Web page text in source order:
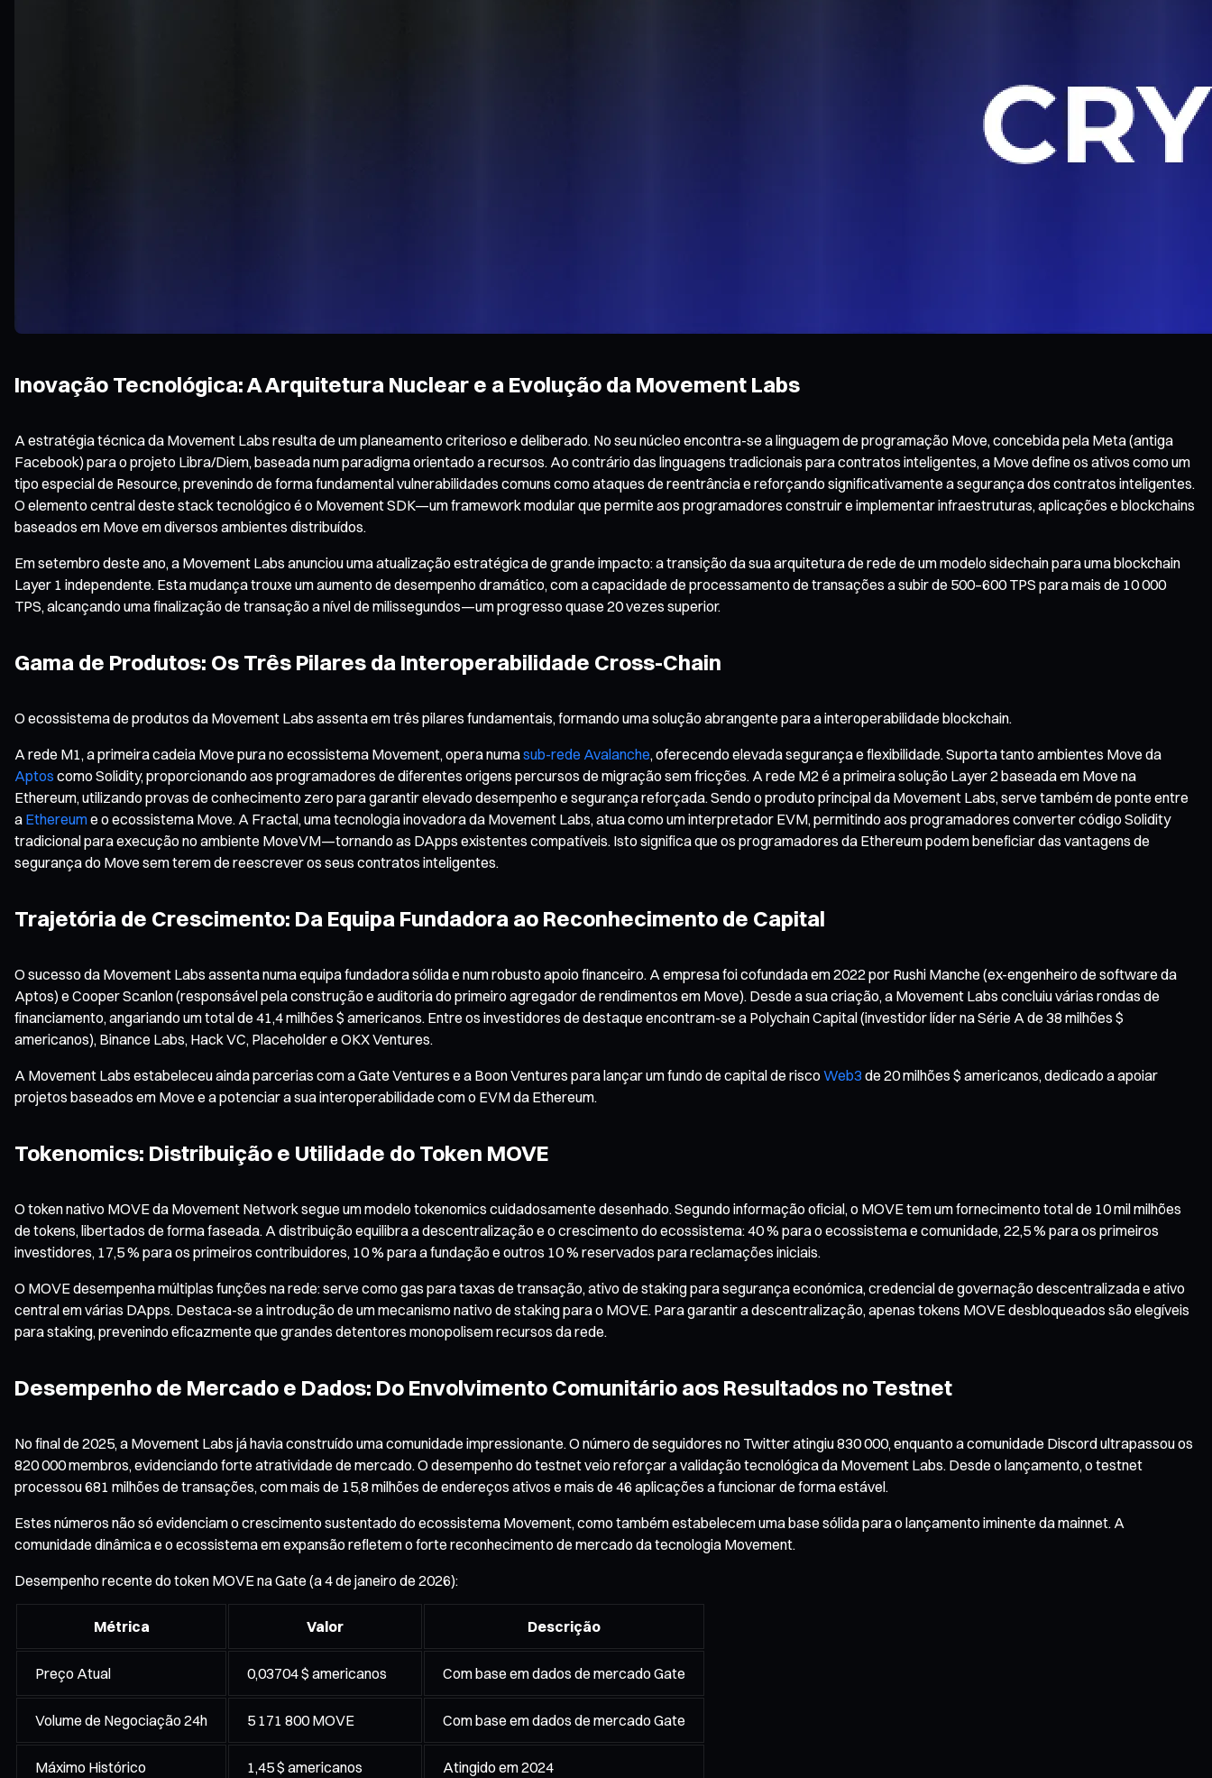
Inovação Tecnológica: A Arquitetura Nuclear e a Evolução da Movement Labs
A estratégia técnica da Movement Labs resulta de um planeamento criterioso e deliberado. No seu núcleo encontra-se a linguagem de programação Move, concebida pela Meta (antiga
Facebook) para o projeto Libra/Diem, baseada num paradigma orientado a recursos. Ao contrário das linguagens tradicionais para contratos inteligentes, a Move define os ativos como um
tipo especial de Resource, prevenindo de forma fundamental vulnerabilidades comuns como ataques de reentrância e reforçando significativamente a segurança dos contratos inteligentes.
O elemento central deste stack tecnológico é o Movement SDK—um framework modular que permite aos programadores construir e implementar infraestruturas, aplicações e blockchains
baseados em Move em diversos ambientes distribuídos.
Em setembro deste ano, a Movement Labs anunciou uma atualização estratégica de grande impacto: a transição da sua arquitetura de rede de um modelo sidechain para uma blockchain
Layer 1 independente. Esta mudança trouxe um aumento de desempenho dramático, com a capacidade de processamento de transações a subir de 500–600 TPS para mais de 10 000
TPS, alcançando uma finalização de transação a nível de milissegundos—um progresso quase 20 vezes superior.
Gama de Produtos: Os Três Pilares da Interoperabilidade Cross-Chain
O ecossistema de produtos da Movement Labs assenta em três pilares fundamentais, formando uma solução abrangente para a interoperabilidade blockchain.
A rede M1, a primeira cadeia Move pura no ecossistema Movement, opera numasub-rede Avalanche, oferecendo elevada segurança e flexibilidade. Suporta tanto ambientes Move da
Aptos como Solidity, proporcionando aos programadores de diferentes origens percursos de migração sem fricções. A rede M2 é a primeira solução Layer 2 baseada em Move na
Ethereum, utilizando provas de conhecimento zero para garantir elevado desempenho e segurança reforçada. Sendo o produto principal da Movement Labs, serve também de ponte entre
a Ethereume o ecossistema Move. A Fractal, uma tecnologia inovadora da Movement Labs, atua como um interpretador EVM, permitindo aos programadores converter código Solidity
tradicional para execução no ambiente MoveVM—tornando as DApps existentes compatíveis. Isto significa que os programadores da Ethereum podem beneficiar das vantagens de
segurança do Move sem terem de reescrever os seus contratos inteligentes.
Trajetória de Crescimento: Da Equipa Fundadora ao Reconhecimento de Capital
O sucesso da Movement Labs assenta numa equipa fundadora sólida e num robusto apoio financeiro. A empresa foi cofundada em 2022 por Rushi Manche (ex-engenheiro de software da
Aptos) e Cooper Scanlon (responsável pela construção e auditoria do primeiro agregador de rendimentos em Move). Desde a sua criação, a Movement Labs concluiu várias rondas de
financiamento, angariando um total de 41,4 milhões $ americanos. Entre os investidores de destaque encontram-se a Polychain Capital (investidor líder na Série A de 38 milhões $
americanos), Binance Labs, Hack VC, Placeholder e OKX Ventures.
A Movement Labs estabeleceu ainda parcerias com a Gate Ventures e a Boon Ventures para lançar um fundo de capital de riscoWeb3 de 20 milhões $ americanos, dedicado a apoiar
projetos baseados em Move e a potenciar a sua interoperabilidade com o EVM da Ethereum.
Tokenomics: Distribuição e Utilidade do Token MOVE
O token nativo MOVE da Movement Network segue um modelo tokenomics cuidadosamente desenhado. Segundo informação oficial, o MOVE tem um fornecimento total de 10 mil milhões
de tokens, libertados de forma faseada. A distribuição equilibra a descentralização e o crescimento do ecossistema: 40 % para o ecossistema e comunidade, 22,5 % para os primeiros
investidores, 17,5 % para os primeiros contribuidores, 10 % para a fundação e outros 10 % reservados para reclamações iniciais.
O MOVE desempenha múltiplas funções na rede: serve como gas para taxas de transação, ativo de staking para segurança económica, credencial de governação descentralizada e ativo
central em várias DApps. Destaca-se a introdução de um mecanismo nativo de staking para o MOVE. Para garantir a descentralização, apenas tokens MOVE desbloqueados são elegíveis
para staking, prevenindo eficazmente que grandes detentores monopolisem recursos da rede.
Desempenho de Mercado e Dados: Do Envolvimento Comunitário aos Resultados no Testnet
No final de 2025, a Movement Labs já havia construído uma comunidade impressionante. O número de seguidores no Twitter atingiu 830 000, enquanto a comunidade Discord ultrapassou os
820 000 membros, evidenciando forte atratividade de mercado. O desempenho do testnet veio reforçar a validação tecnológica da Movement Labs. Desde o lançamento, o testnet
processou 681 milhões de transações, com mais de 15,8 milhões de endereços ativos e mais de 46 aplicações a funcionar de forma estável.
Estes números não só evidenciam o crescimento sustentado do ecossistema Movement, como também estabelecem uma base sólida para o lançamento iminente da mainnet. A
comunidade dinâmica e o ecossistema em expansão refletem o forte reconhecimento de mercado da tecnologia Movement.
Desempenho recente do token MOVE na Gate (a 4 de janeiro de 2026):
Métrica Valor Descrição
Preço Atual 0,03704 $ americanos Com base em dados de mercado Gate
Volume de Negociação 24h 5 171 800 MOVE Com base em dados de mercado Gate
Máximo Histórico 1,45 $ americanos Atingido em 2024